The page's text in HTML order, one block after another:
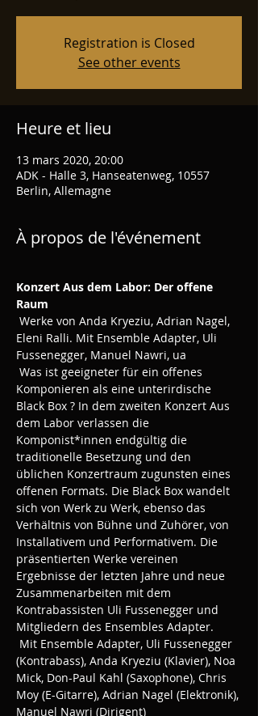
Registration is Closed
See other events
Heure et lieu
13 mars 2020, 20:00
ADK - Halle 3, Hanseatenweg, 10557
Berlin, Allemagne
À propos de l'événement
Konzert Aus dem Labor: Der offene
Raum
Eleni Ralli. Mit Ensemble Adapter, Uli
Fussenegger, Manuel Nawri, ua
Komponieren als eine unterirdische
Black Box ? In dem zweiten Konzert Aus
dem Labor verlassen die
Komponist*innen endgültig die
traditionelle Besetzung und den
üblichen Konzertraum zugunsten eines
offenen Formats. Die Black Box wandelt
sich von Werk zu Werk, ebenso das
Verhältnis von Bühne und Zuhörer, von
Installativem und Performativem. Die
präsentierten Werke vereinen
Ergebnisse der letzten Jahre und neue
Zusammenarbeiten mit dem
Kontrabassisten Uli Fussenegger und
Mitgliedern des Ensembles Adapter.
(Kontrabass), Anda Kryeziu (Klavier), Noa
Mick, Don-Paul Kahl (Saxophone), Chris
Moy (E-Gitarre), Adrian Nagel (Elektronik),
Manuel Nawri (Dirigent)